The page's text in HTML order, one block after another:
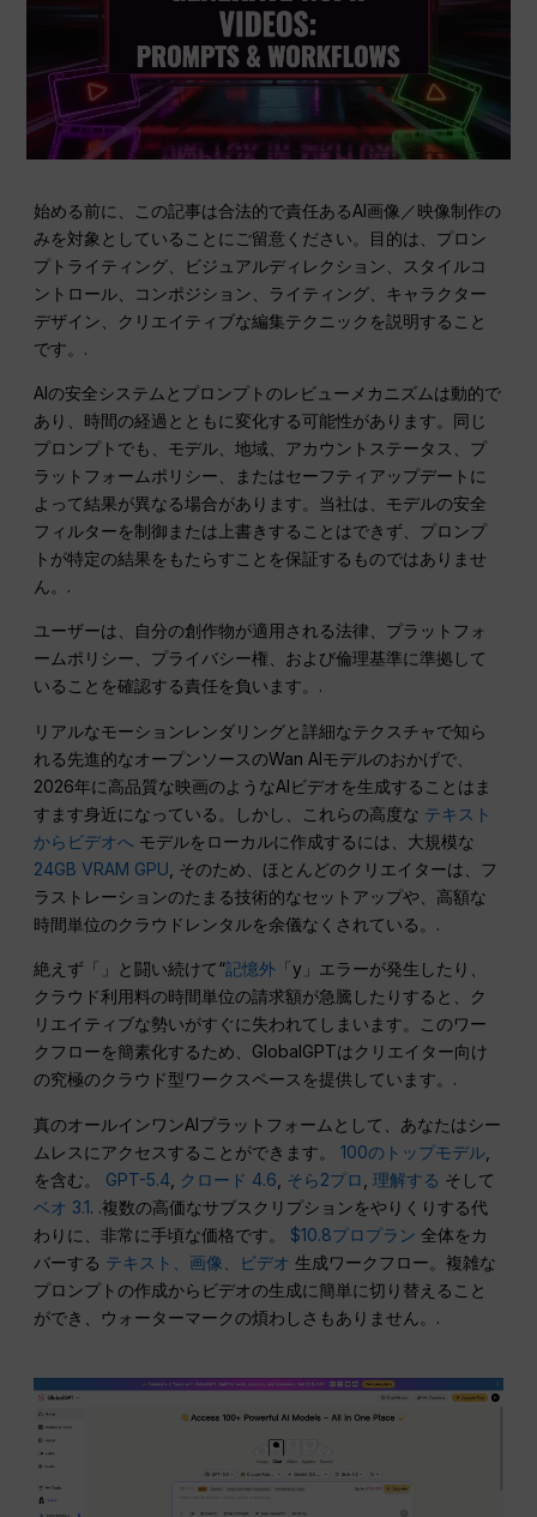
始める前に、この記事は合法的で責任あるAI画像／映像制作の
みを対象としていることにご留意ください。目的は、プロン
プトライティング、ビジュアルディレクション、スタイルコ
ントロール、コンポジション、ライティング、キャラクター
デザイン、クリエイティブな編集テクニックを説明すること
です。.
AIの安全システムとプロンプトのレビューメカニズムは動的で
あり、時間の経過とともに変化する可能性があります。同じ
プロンプトでも、モデル、地域、アカウントステータス、プ
ラットフォームポリシー、またはセーフティアップデートに
よって結果が異なる場合があります。当社は、モデルの安全
フィルターを制御または上書きすることはできず、プロンプ
トが特定の結果をもたらすことを保証するものではありませ
ん。.
ユーザーは、自分の創作物が適用される法律、プラットフォ
ームポリシー、プライバシー権、および倫理基準に準拠して
いることを確認する責任を負います。.
リアルなモーションレンダリングと詳細なテクスチャで知ら
れる先進的なオープンソースのWan AIモデルのおかげで、
2026年に高品質な映画のようなAIビデオを生成することはま
すます身近になっている。しかし、これらの高度な テキスト
からビデオへ モデルをローカルに作成するには、大規模な
24GB VRAM GPU , そのため、ほとんどのクリエイターは、フ
ラストレーションのたまる技術的なセットアップや、高額な
時間単位のクラウドレンタルを余儀なくされている。.
絶えず「」と闘い続けて“記憶外 「y」エラーが発生したり、
クラウド利用料の時間単位の請求額が急騰したりすると、ク
リエイティブな勢いがすぐに失われてしまいます。このワー
クフローを簡素化するため、GlobalGPTはクリエイター向け
の究極のクラウド型ワークスペースを提供しています。.
真のオールインワンAIプラットフォームとして、あなたはシー
ムレスにアクセスすることができます。100のトップモデル
を含む。 GPT-5.4 クロード 4.6 そら2プロ ,理解する そして
ベオ 3.1. .複数の高価なサブスクリプションをやりくりする代
わりに、非常に手頃な価格です。$10.8プロプラン 全体をカ
バーする テキスト、画像、ビデオ 生成ワークフロー。複雑な
プロンプトの作成からビデオの生成に簡単に切り替えること
ができ、ウォーターマークの煩わしさもありません。.